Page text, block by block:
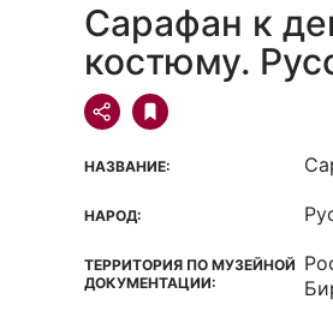
Сарафан к
костюму.
НАЗВАНИЕ:
НАРОД:
ТЕРРИТОРИЯ ПО МУЗЕЙНОЙ
ДОКУМЕНТАЦИИ: